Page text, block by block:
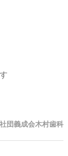
団義成会木村歯科